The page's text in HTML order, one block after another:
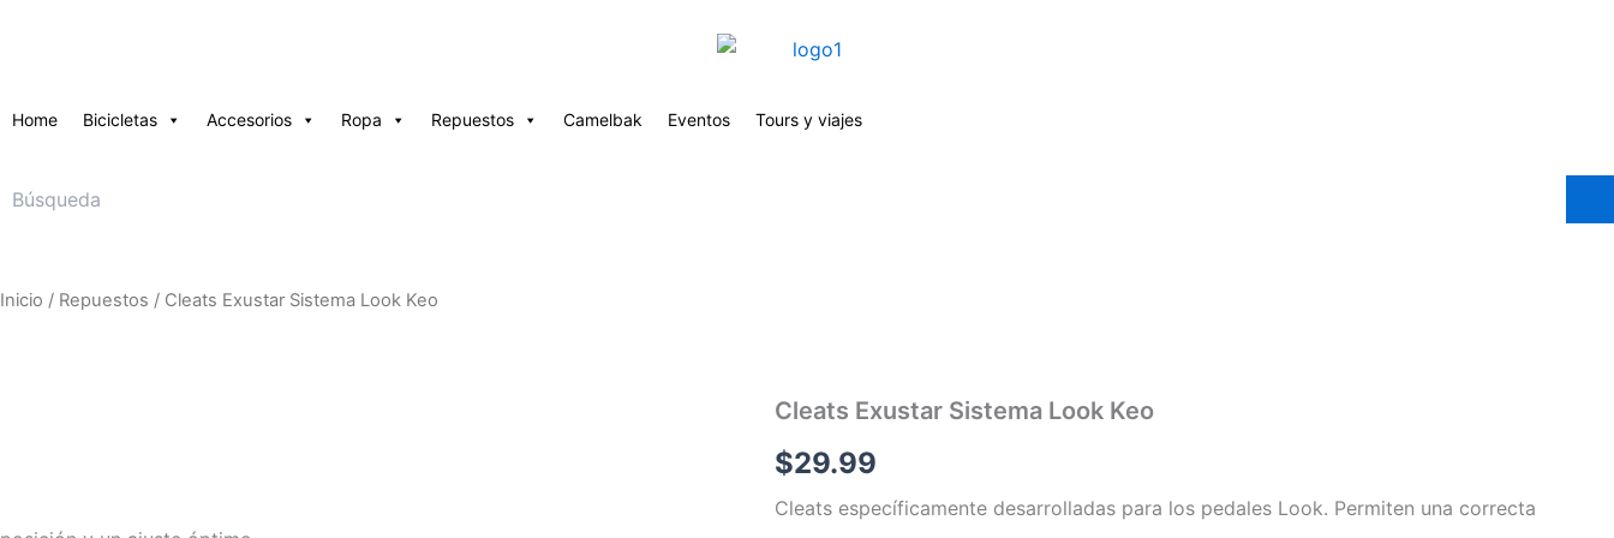
Home Bicicletas Accesorios Ropa Repuestos Camelbak Eventos Tours y viajes
Inicio / Repuestos / Cleats Exustar Sistema Look Keo
Cleats Exustar Sistema Look Keo
$29.99
Cleats específicamente desarrolladas para los pedales Look. Permiten una correcta